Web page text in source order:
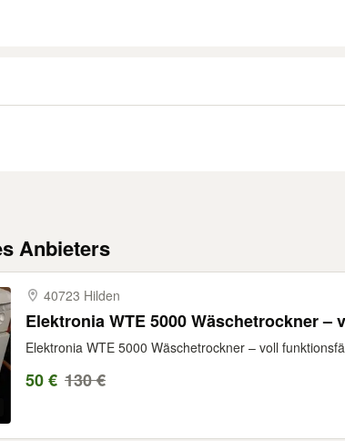
Anbieters
40723 Hilden
Elektronia WTE 5000 Wäschetrockner
Elektronia WTE 5000 Wäschetrockner – voll
50 € 130 €